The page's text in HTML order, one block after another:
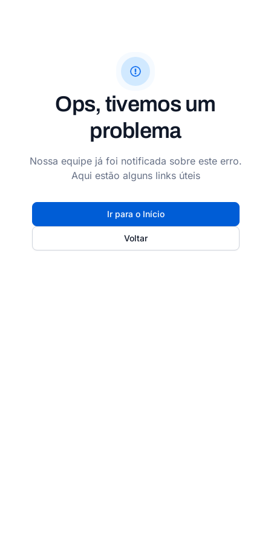
Ops, tivemos um
problema
Nossa equipe já foi notificada sobre este erro.
Aqui estão alguns links úteis
Ir para o Início
Voltar